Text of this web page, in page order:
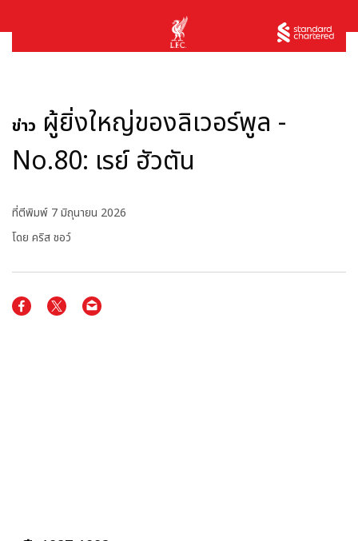
ข่าว ผู้ยิ่งใหญ่ของลิเวอร์พูล -
No.80: เรย์ ฮัวตัน
ที่ตีพิมพ์ 7 มิถุนายน 2026
โดย คริส ชอว์